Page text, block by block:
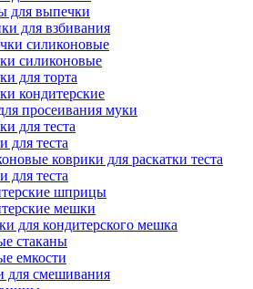
для выпечки
для взбивания
силиконовые
силиконовые
для торта
кондитерские
просеивания муки
для теста
для теста
коврики для раскатки теста
для теста
шприцы
мешки
для кондитерского мешка
стаканы
емкости
для смешивания